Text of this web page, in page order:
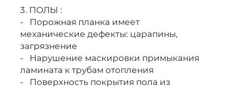
3. ПОЛЫ :
- Порожная планка имеет
механические дефекты: царапины,
загрязнение
- Нарушение маскировки примыкания
ламината к трубам отопления
- Поверхность покрытия пола из